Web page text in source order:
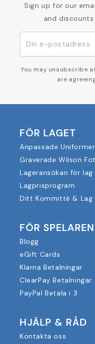
Sign up for our
and
You may unsubscribe
are
FÖR LAGET
Anpassade Uniformer
Graverade Wilson
Lageransökan för lag
Lagprisprogram
Ditt Kommitté & Lag
FÖR SPELAREN
Blogg
eGift Cards
Klarna Betalningar
ClearPay Betalningar
PayPal Betala i 3
HJÄLP & RÅD
Kontakta oss